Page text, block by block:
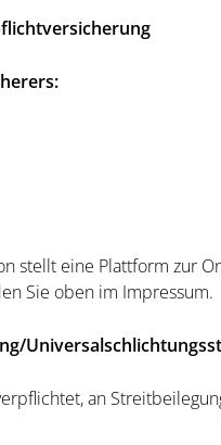
stellt eine Plattform zur
Sie oben im Impressum.
an